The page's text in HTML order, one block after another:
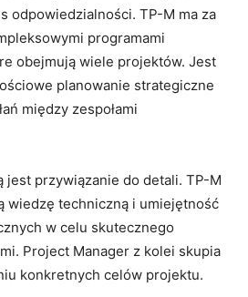
odpowiedzialności. TP-M ma za
programami
obejmują ‌wiele‌ projektów. Jest
planowanie strategiczne
między zespołami
jest ​przywiązanie do‌ detali. TP-M
​wiedzę techniczną i umiejętność‌
⁣w celu skutecznego
Project Manager z ‌kolei skupia
konkretnych celów projektu.